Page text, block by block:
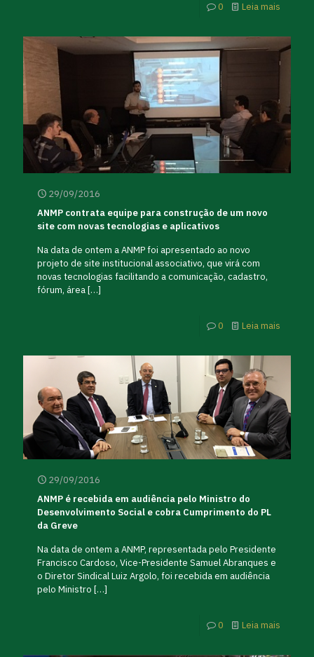
0 Leia mais
29/09/2016
ANMP contrata equipe para construção de um novo
site com novas tecnologias e aplicativos
Na data de ontem a ANMP foi apresentado ao novo
projeto de site institucional associativo, que virá com
novas tecnologias facilitando a comunicação, cadastro,
fórum, área[…]
0 Leia mais
29/09/2016
ANMP é recebida em audiência pelo Ministro do
Desenvolvimento Social e cobra Cumprimento do PL
da Greve
Na data de ontem a ANMP, representada pelo Presidente
Francisco Cardoso, Vice-Presidente Samuel Abranques e
o Diretor Sindical Luiz Argolo, foi recebida em audiência
pelo Ministro […]
0 Leia mais